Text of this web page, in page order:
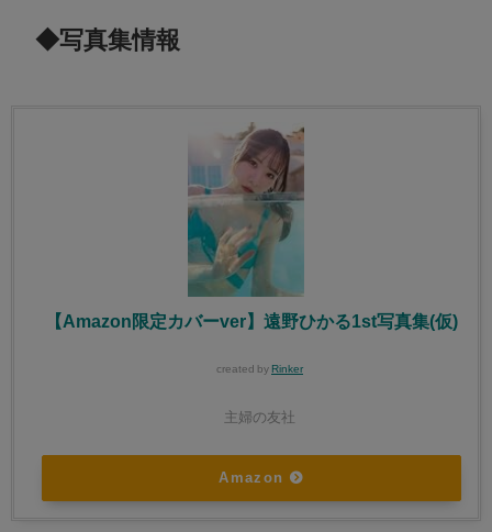
◆写真集情報
【Amazon限定カバーver】遠野ひかる1st写真集(仮)
created by Rinker
主婦の友社
Amazon